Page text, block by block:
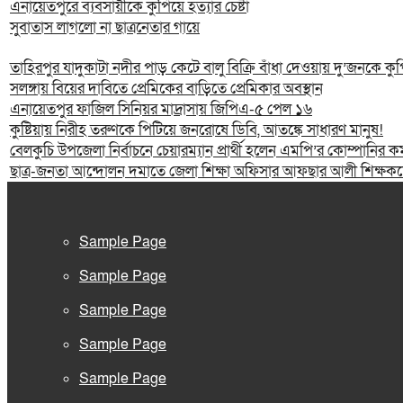
এনায়েতপুরে ব্যবসায়ীকে কুপিয়ে হত্যার চেষ্টা
সুবাতাস লাগলো না ছাত্রনেতার গায়ে
তাহিরপুর যাদুকাটা নদীর পাড় কেটে বালু বিক্রি বাঁধা দেওয়ায় দু’জনকে
সলঙ্গায় বিয়ের দাবিতে প্রেমিকের বাড়িতে প্রেমিকার অবস্থান
এনায়েতপুর ফাজিল সিনিয়র মাদ্রাসায় জিপিএ-৫ পেল ১৬
কুষ্টিয়ায় নিরীহ তরুণকে পিটিয়ে জনরোষে ডিবি, আতঙ্কে সাধারণ মানুষ!
বেলকুচি উপজেলা নির্বাচনে চেয়ারম্যান প্রার্থী হলেন এমপি’র কোম্পানির
ছাত্র-জনতা আন্দোলন দমাতে জেলা শিক্ষা অফিসার আফছার আলী
Sample Page
Sample Page
Sample Page
Sample Page
Sample Page